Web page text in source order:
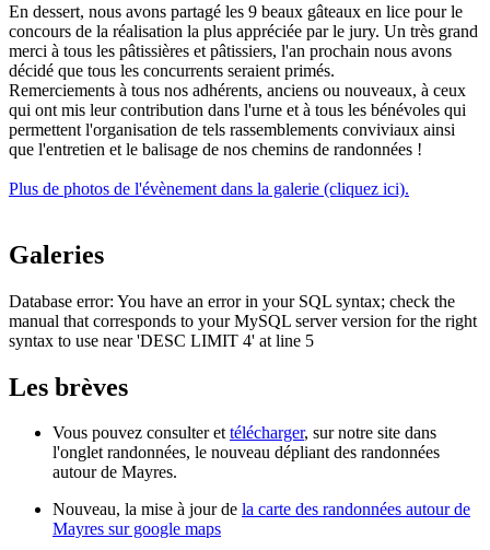
En dessert, nous avons partagé les 9 beaux gâteaux en lice pour le
concours de la réalisation la plus appréciée par le jury. Un très grand
merci à tous les pâtissières et pâtissiers, l'an prochain nous avons
décidé que tous les concurrents seraient primés.
Remerciements à tous nos adhérents, anciens ou nouveaux, à ceux
qui ont mis leur contribution dans l'urne et à tous les bénévoles qui
permettent l'organisation de tels rassemblements conviviaux ainsi
que l'entretien et le balisage de nos chemins de randonnées !
Plus de photos de l'évènement dans la galerie (cliquez ici).
Galeries
Database error: You have an error in your SQL syntax; check the
manual that corresponds to your MySQL server version for the right
syntax to use near 'DESC LIMIT 4' at line 5
Les brèves
Vous pouvez consulter ettélécharger, sur notre site dans
l'onglet randonnées, le nouveau dépliant des randonnées
autour de Mayres.
Nouveau, la mise à jour de la carte des randonnées autour de
Mayres sur google maps